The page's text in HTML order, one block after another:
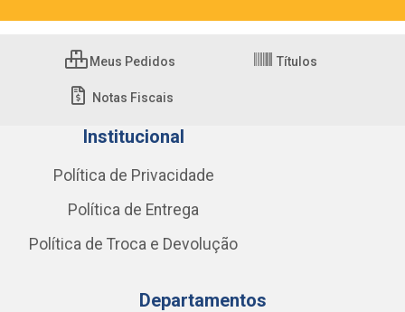
Meus Pedidos Títulos
Notas Fiscais
Institucional
Política de Privacidade
Política de Entrega
Política de Troca e Devolução
Departamentos